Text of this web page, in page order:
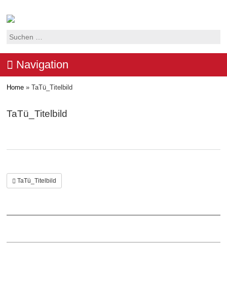
Suchen
Navigation
Home » TaTü_Titelbild
TaTü_Titelbild
TaTü_Titelbild